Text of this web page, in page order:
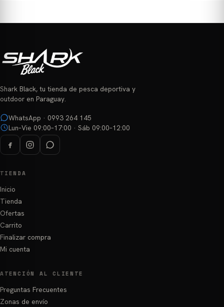
Shark Black, tu tienda de pesca deportiva y
outdoor en Paraguay.
WhatsApp · 0993 264 145
Lun–Vie 09:00–17:00 · Sáb 09:00–12:00
TIENDA
Inicio
Tienda
Ofertas
Carrito
Finalizar compra
Mi cuenta
ATENCIÓN AL CLIENTE
Preguntas Frecuentes
Zonas de envío